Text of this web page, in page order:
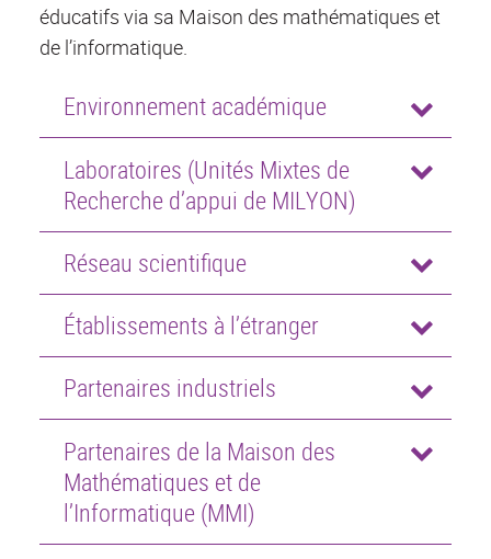
éducatifs via sa Maison des mathématiques et
de l’informatique.
Environnement académique
Laboratoires (Unités Mixtes de
Recherche d’appui de MILYON)
Réseau scientifique
Établissements à l’étranger
Partenaires industriels
Partenaires de la Maison des
Mathématiques et de
l’Informatique (MMI)